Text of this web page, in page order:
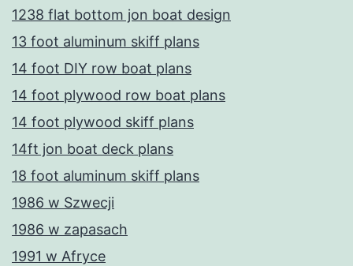
1238 flat bottom jon boat design
13 foot aluminum skiff plans
14 foot DIY row boat plans
14 foot plywood row boat plans
14 foot plywood skiff plans
14ft jon boat deck plans
18 foot aluminum skiff plans
1986 w Szwecji
1986 w zapasach
1991 w Afryce